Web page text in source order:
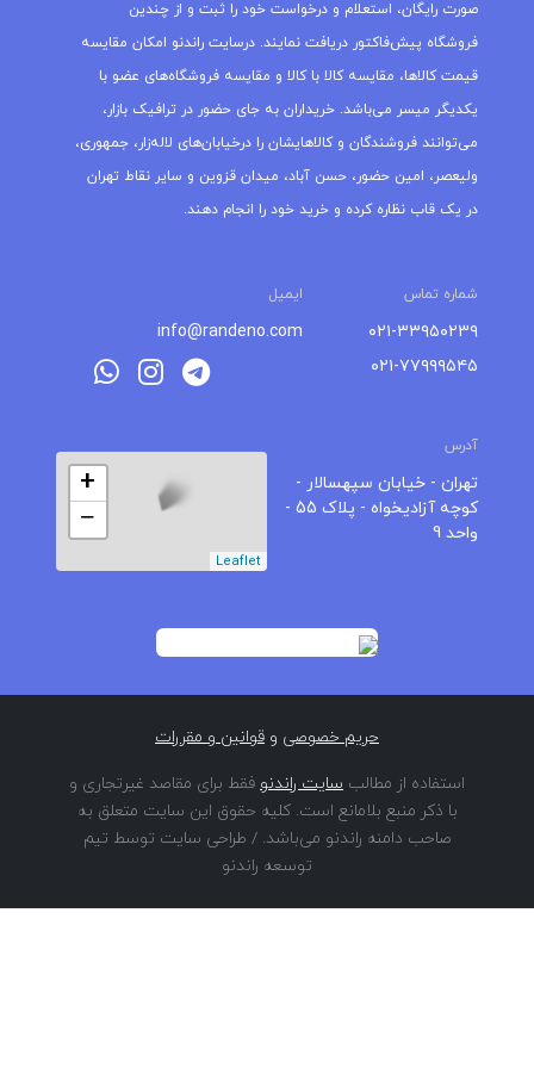
صورت رایگان، استعلام و درخواست خود را ثبت و از چندین
فروشگاه پیش‌فاکتور دریافت نمایند. درسایت راندنو امکان مقایسه
قیمت کالاها، مقایسه کالا با کالا و مقایسه فروشگاه‌های عضو با
یکدیگر میسر می‌باشد. خریداران به جای حضور در ترافیک بازار،
می‌توانند فروشندگان و کالاهایشان را درخیابان‌های لاله‌زار، جمهوری،
ولیعصر، امین حضور، حسن آباد، میدان قزوین و سایر نقاط تهران
در یک قاب نظاره کرده و خرید خود را انجام دهند.
شماره تماس ایمیل
۰۲۱-۳۳۹۵۰۲۳۹
۰۲۱-۷۷۹۹۹۵۴۵
info@randeno.com
آدرس
تهران - خیابان سپهسالار -
کوچه آزادیخواه - پلاک 55 -
واحد 9
+
−
Leaflet
حریم خصوصی و قوانین و مقررات
استفاده از مطالب سایت راندنو فقط برای مقاصد غیرتجاری و
با ذکر منبع بلامانع است. کلیه حقوق این سایت متعلق به
صاحب دامنه راندنو می‌باشد. / طراحی سایت توسط تیم
توسعه راندنو